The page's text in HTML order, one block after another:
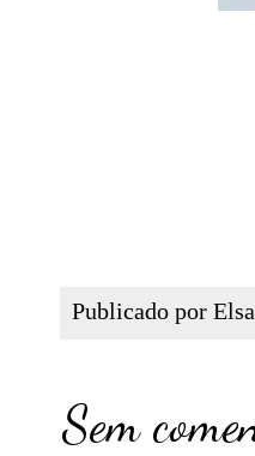
Publicado por
Sem